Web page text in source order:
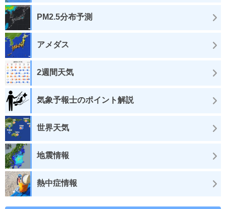
PM2.5分布予測
アメダス
2週間天気
気象予報士のポイント解説
世界天気
地震情報
熱中症情報